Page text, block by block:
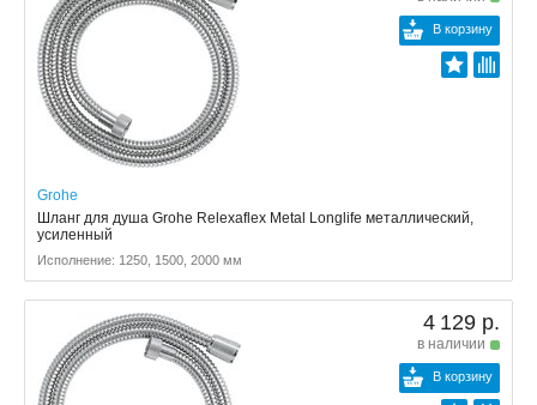
В корзину
Grohe
Шланг для душа Grohe Relexaflex Metal Longlife металлический,
усиленный
Исполнение: 1250, 1500, 2000 мм
4 129 р.
в наличии
В корзину